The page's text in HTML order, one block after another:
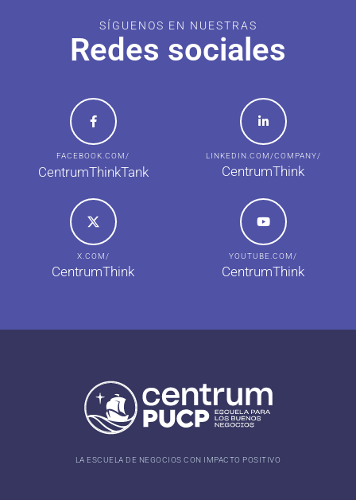
SÍGUENOS EN NUESTRAS
Redes sociales
FACEBOOK.COM/
CentrumThinkTank
LINKEDIN.COM/COMPANY/
CentrumThink
X.COM/
CentrumThink
YOUTUBE.COM/
CentrumThink
LA ESCUELA DE NEGOCIOS CON IMPACTO POSITIVO